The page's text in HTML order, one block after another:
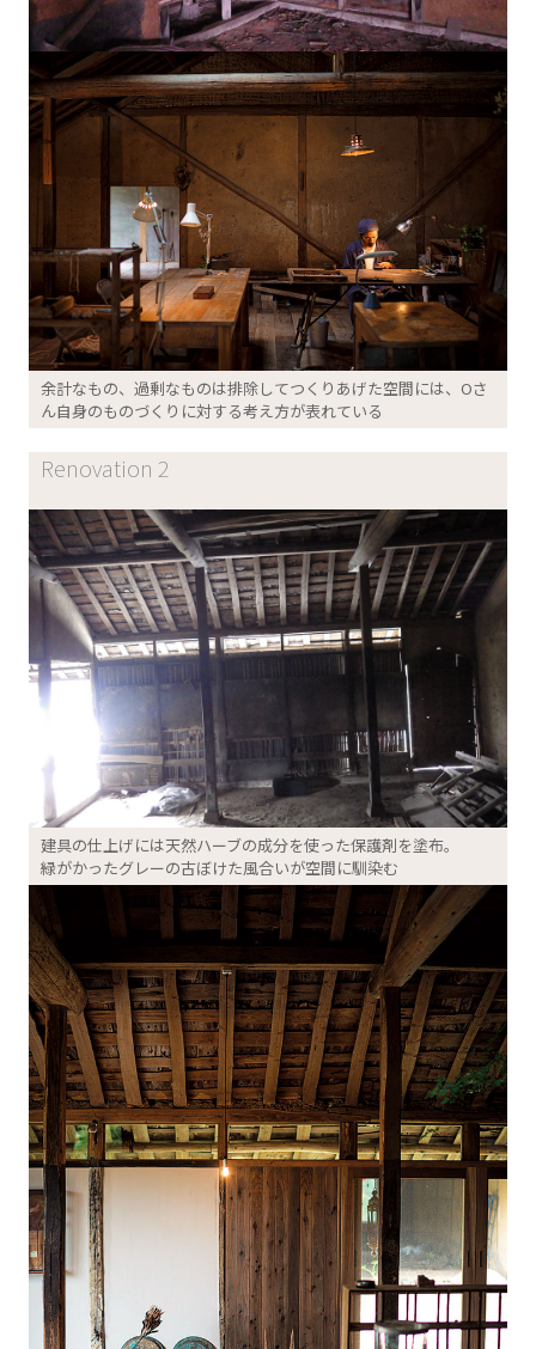
余計なもの、過剰なものは排除してつくりあげた空間には、Oさ
ん自身のものづくりに対する考え方が表れている
Renovation 2
建具の仕上げには天然ハーブの成分を使った保護剤を塗布。
緑がかったグレーの古ぼけた風合いが空間に馴染む